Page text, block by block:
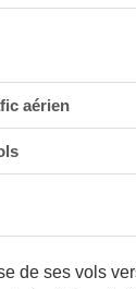
aérien
de ses vols